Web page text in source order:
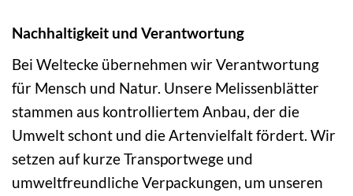
Nachhaltigkeit und Verantwortung
Bei Weltecke übernehmen wir Verantwortung
für Mensch und Natur. Unsere Melissenblätter
stammen aus kontrolliertem Anbau, der die
Umwelt schont und die Artenvielfalt fördert. Wir
setzen auf kurze Transportwege und
umweltfreundliche Verpackungen, um unseren